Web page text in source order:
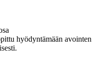
hyödyntämään avointen